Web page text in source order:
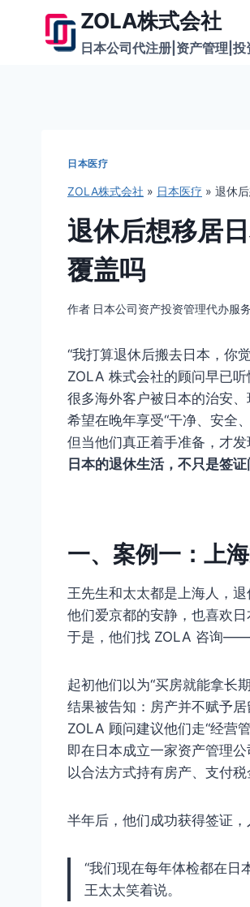
ZOLA株式会社
日本公司代注册|资产管理|
日本医疗
ZOLA株式会社 » 日本医疗 » 退休
退休后想移居
覆盖吗
作者 日本公司资产投资管理代办服务
“我打算退休后搬去日本，你
ZOLA 株式会社的顾问早已听
很多海外客户被日本的治安、
希望在晚年享受“干净、安全
但当他们真正着手准备，才发
日本的退休生活，不只是签
一、案例一：上
王先生和太太都是上海人，退
他们爱京都的安静，也喜欢日
于是，他们找 ZOLA 咨询——
起初他们以为“买房就能拿长期
结果被告知：房产并不赋予居
ZOLA 顾问建议他们走“经营
即在日本成立一家资产管理公
以合法方式持有房产、支付税
半年后，他们成功获得签证，
“我们现在每年体检都在日
王太太笑着说。